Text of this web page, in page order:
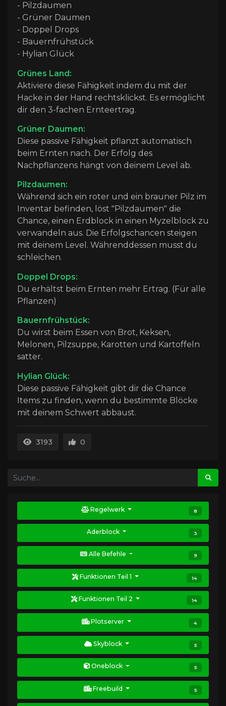
- Pilzdaumen
- Grüner Daumen
- Doppel Drops
- Bauernfrühstück
- Hylian Glück
Grünes Land:
Aktiviere diese Fähigkeit indem du mit der
Hacke in der Hand rechtsklickst. Es ermöglicht
dir den 3-fachen Ernteertrag.
Grüner Daumen:
Diese passive Fähigkeit pflanzt automatisch
beim Ernten nach. Der Erfolg des
Nachpflanzens hängt von deinem Level ab.
Pilzdaumen:
Während sich ein roter und ein brauner Pilz im
Inventar befinden, löst "Pilzdaumen" die
Chance, einen Erdblock in einen Myzelblock zu
verwandeln aus. Die Erfolgschancen steigen
mit deinem Level. Währenddessen musst du
schleichen.
Doppel Drops:
Du erhältst beim Ernten mehr Ertrag. (Für alle
Pflanzen)
Bauernfrühstück:
Du wirst beim Essen von Brot, Keksen,
Melonen, Pilzsuppe, Karotten und Kartoffeln
satter.
Hylian Glück:
Diese passive Fähigkeit gibt dir die Chance
Items zu finden, wenn du bestimmte Blöcke
mit deinem Schwert abbaust.
3193 0
Regelwerk 8
Aderblock 3
Alle Befehle 9
Funktionen Teil 1 14
Funktionen Teil 2 14
Plotserver 4
Skyblock 5
Oneblock 5
Freebuild 5